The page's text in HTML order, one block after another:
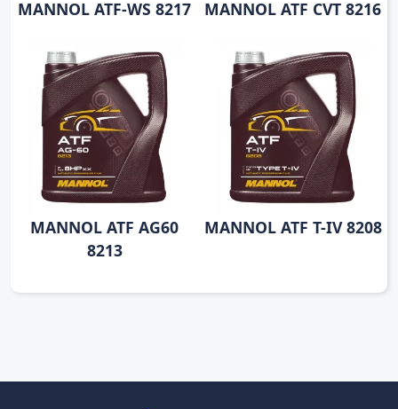
MANNOL ATF-WS 8217 MANNOL ATF CVT 8216
MANNOL ATF AG60
8213
MANNOL ATF T-IV 8208